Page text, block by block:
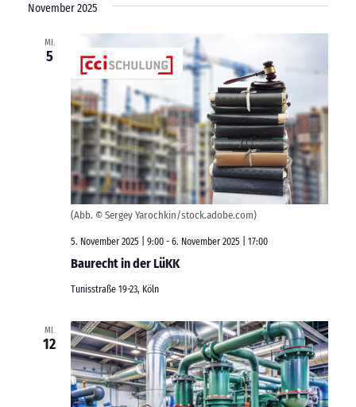
November 2025
MI.
5
(Abb. © Sergey Yarochkin/stock.adobe.com)
Baurecht in der LüKK
5. November 2025 | 9:00 - 6. November 2025 | 17:00
Tunisstraße 19-23, Köln
MI.
12